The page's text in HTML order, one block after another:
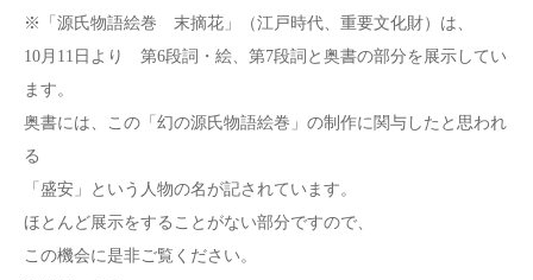
※「源氏物語絵巻 末摘花」（江戸時代、重要文化財）は、
10月11日より 第6段詞・絵、第7段詞と奥書の部分を展示してい
ます。
奥書には、この「幻の源氏物語絵巻」の制作に関与したと思われ
る
「盛安」という人物の名が記されています。
ほとんど展示をすることがない部分ですので、
この機会に是非ご覧ください。